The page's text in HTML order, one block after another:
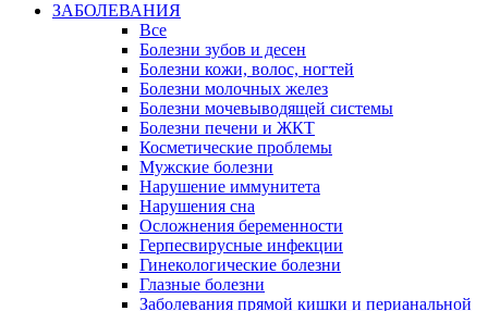
ЗАБОЛЕВАНИЯ
Все
Болезни зубов и десен
Болезни кожи, волос, ногтей
Болезни молочных желез
Болезни мочевыводящей системы
Болезни печени и ЖКТ
Косметические проблемы
Мужские болезни
Нарушение иммунитета
Нарушения сна
Осложнения беременности
Герпесвирусные инфекции
Гинекологические болезни
Глазные болезни
Заболевания прямой кишки и перианальной